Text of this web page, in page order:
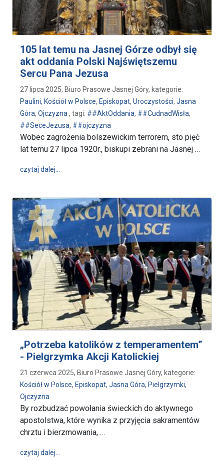
105 lat temu na Jasnej Górze odbył się
akt oddania Polski Najświętszemu
Sercu Pana Jezusa
27 lipca 2025, Biuro Prasowe Jasnej Góry, kategorie:
Paulini, Kościół w Polsce, Episkopat, Uroczystości, Jasna
Góra, Ojczyzna , tagi: ##AktOddania, ##CudnadWisła,
##SeceJezusa, ##ojczyzna
Wobec zagrożenia bolszewickim terrorem, sto pięć
lat temu 27 lipca 1920r., biskupi zebrani na Jasnej …
czytaj dalej…
„Potrzeba katolików z temperamentem”
- Pielgrzymka Akcji Katolickiej
21 czerwca 2025, Biuro Prasowe Jasnej Góry, kategorie:
Kościół w Polsce, Episkopat, Jasna Góra, Pielgrzymki,
Ojczyzna
By rozbudzać powołania świeckich do aktywnego
apostolstwa, które wynika z przyjęcia sakramentów
chrztu i bierzmowania, …
czytaj dalej…